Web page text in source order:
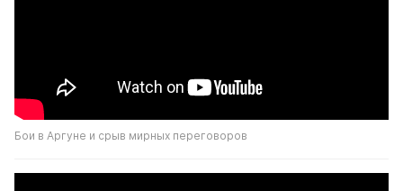
Бои в Аргуне и срыв мирных переговоров